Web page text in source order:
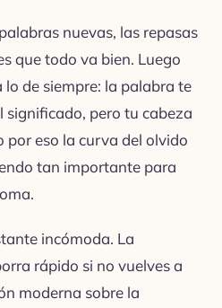
nuevas, las repasas
que todo va bien. Luego
de siempre: la palabra te
significado, pero tu cabeza
por eso la curva del olvido
tan importante para
incómoda. La
rápido si no vuelves a
moderna sobre la